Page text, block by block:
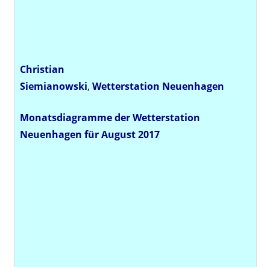
Christian
Siemianowski,Wetterstation Neuenhagen
Monatsdiagramme der Wetterstation
Neuenhagen für August 2017